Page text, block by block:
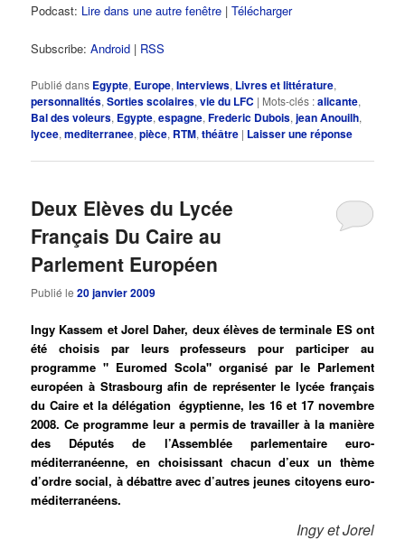
Podcast: Lire dans une autre fenêtre |Télécharger
Subscribe:Android | RSS
Publié dans Egypte, Europe,Interviews, Livres et littérature,
personnalités,Sorties scolaires,vie du LFC | Mots-clés :alicante,
Bal des voleurs, Egypte,espagne,Frederic Dubois,jean Anouilh,
lycee,mediterranee,pièce, RTM,théâtre | Laisser une réponse
Deux Elèves du Lycée
Français Du Caire au
Parlement Européen
Publié le20 janvier 2009
Ingy Kassem et Jorel Daher, deux élèves de terminale ES ont
été choisis par leurs professeurs pour participer au
programme" Euromed Scola"organisé par le Parlement
européen à Strasbourg afin de représenter le lycée français
du Caire et la délégation égyptienne, les 16 et 17 novembre
2008. Ce programme leur a permis de travailler à la manière
des Députés de l’Assemblée parlementaire euro-
méditerranéenne, en choisissant chacun d’eux un thème
d’ordre social, à débattre avec d’autres jeunes citoyens euro-
méditerranéens.
Ingy et Jorel